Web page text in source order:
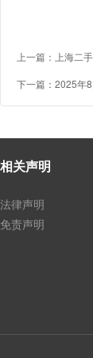
上一篇： 上海二
下一篇： 2025年
相关声明
法律声明
免责声明